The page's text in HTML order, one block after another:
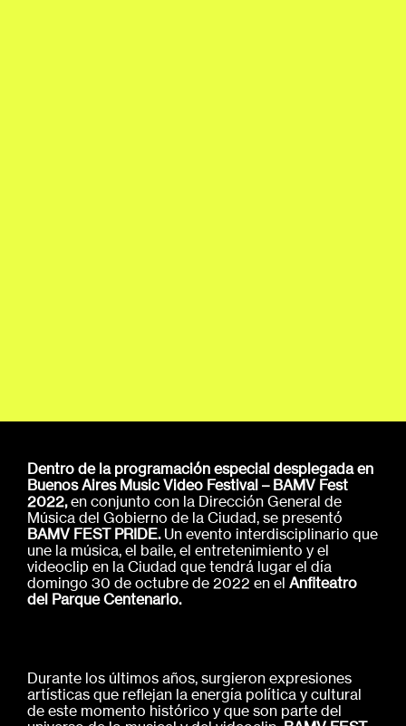
Dentro de la programación especial desplegada en
Buenos Aires Music Video Festival – BAMV Fest
2022,en conjunto con la Dirección General de
Música del Gobierno de la Ciudad, se presentó
BAMV FEST PRIDE. Un evento interdisciplinario que
une la música, el baile, el entretenimiento y el
videoclip en la Ciudad que tendrá lugar el día
domingo 30 de octubre de 2022 en elAnfiteatro
del Parque Centenario.
Durante los últimos años, surgieron expresiones
artísticas que reflejan la energía política y cultural
de este momento histórico y que son parte del